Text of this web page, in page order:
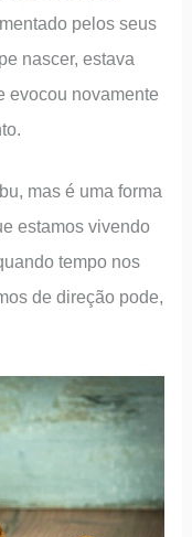
pelos seus
nascer, estava
evocou novamente
mas é uma forma
estamos vivendo
tempo nos
de direção pode,